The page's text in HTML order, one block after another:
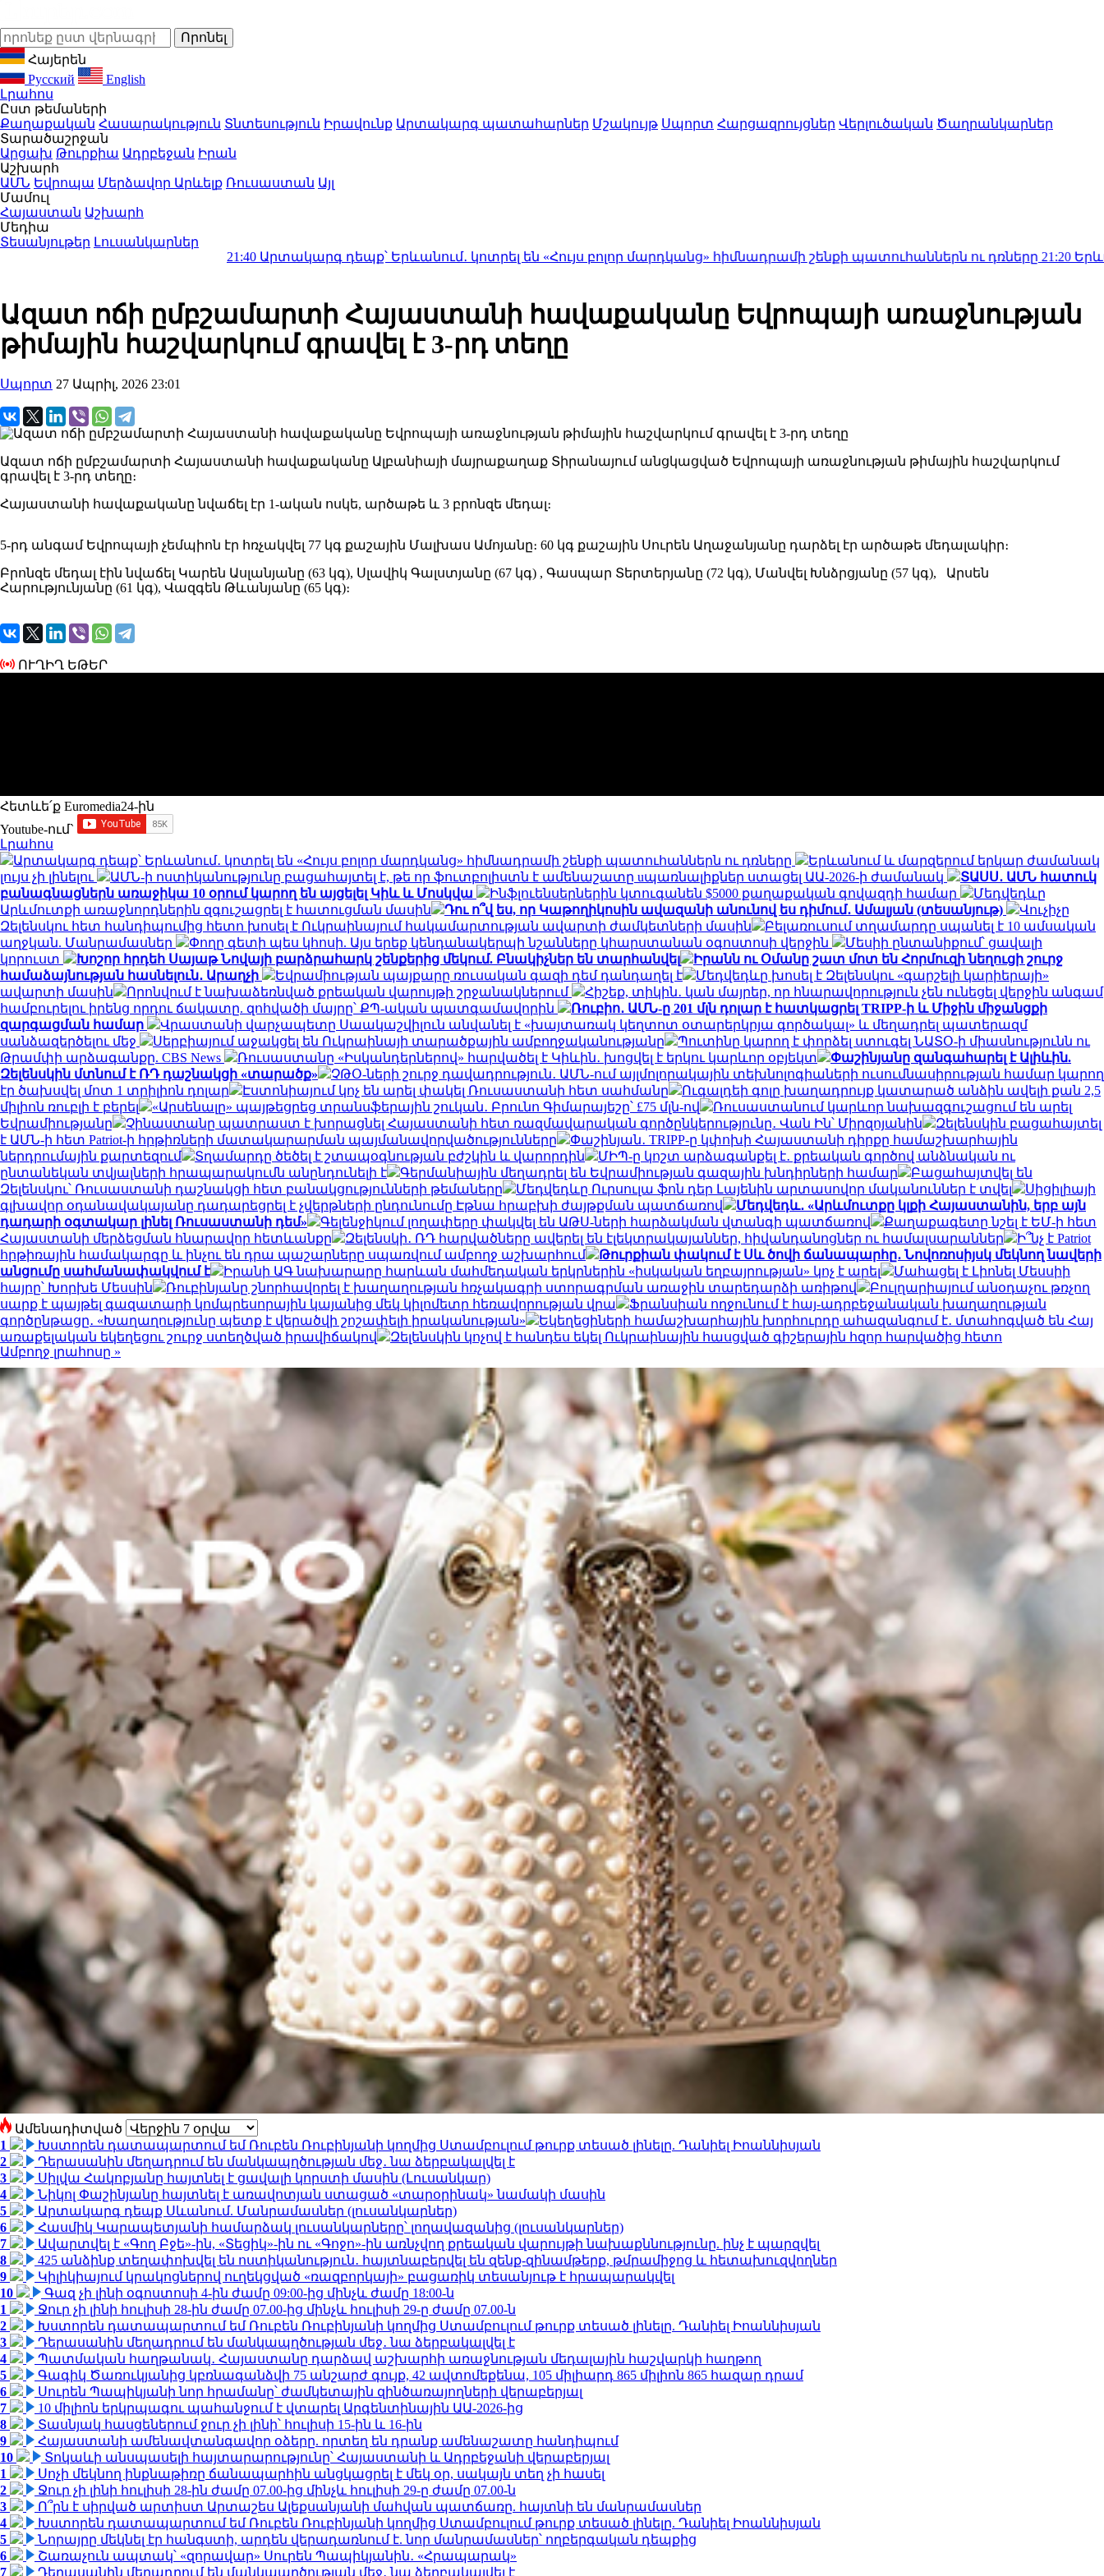
Հայերեն
Русский
English
Լրահոս
Ըստ թեմաների
Քաղաքական Հասարակություն Տնտեսություն Իրավունք Արտակարգ պատահարներ Մշակույթ Սպորտ Հարցազրույցներ Վերլուծական Ծաղրանկարներ
Տարածաշրջան
Արցախ Թուրքիա Ադրբեջան Իրան
Աշխարհ
ԱՄՆ Եվրոպա Մերձավոր Արևելք Ռուսաստան Այլ
Մամուլ
Հայաստան Աշխարհ
Մեդիա
Տեսանյութեր Լուսանկարներ
Արտակարգ դեպք՝ Երևանում․ կոտրել են «Հույս բոլոր մարդկանց» հիմնադրամի շենքի պատուհաններն ու դռները21:20Երևանում և
Ազատ ոճի ըմբշամարտի Հայաստանի հավաքականը Եվրոպայի առաջնության
թիմային հաշվարկում գրավել է 3-րդ տեղը
Սպորտ 27 Ապրիլ, 2026 23:01
Ազատ ոճի ըմբշամարտի Հայաստանի հավաքականը Ալբանիայի մայրաքաղաք Տիրանայում անցկացված Եվրոպայի առաջնության թիմային հաշվարկում
գրավել է 3-րդ տեղը։
Հայաստանի հավաքականը նվաճել էր 1-ական ոսկե, արծաթե և 3 բրոնզե մեդալ։
5-րդ անգամ Եվրոպայի չեմպիոն էր հռչակվել 77 կգ քաշային Մալխաս Ամոյանը։ 60 կգ քաշային Սուրեն Աղաջանյանը դարձել էր արծաթե մեդալակիր։
Բրոնզե մեդալ էին նվաճել Կարեն Ասլանյանը (63 կգ), Սլավիկ Գալստյանը (67 կգ) , Գասպար Տերտերյանը (72 կգ), Մանվել Խնձրցյանը (57 կգ), Արսեն
Հարությունյանը (61 կգ), Վազգեն Թևանյանը (65 կգ)։
ՈՒՂԻՂ ԵԹԵՐ
Հետևե՛ք Euromedia24-ին
Youtube-ում`
Լրահոս
Արտակարգ դեպք՝ Երևանում․ կոտրել են «Հույս բոլոր մարդկանց» հիմնադրամի շենքի պատուհաններն ու դռները
Երևանում և մարզերում երկար ժամանակ
լույս չի լինելու
ԱՄՆ-ի ոստիկանությունը բացահայտել է, թե որ ֆուտբոլիստն է ամենաշատը uպառնալիքներ ստացել ԱԱ-2026-ի ժամանակ
ՏԱՍՍ․ ԱՄՆ հատուկ
բանագնացներն առաջիկա 10 օրում կարող են այցելել Կիև և Մոսկվա
Ինֆլուենսերներին կտուգանեն $5000 քաղաքական գովազդի համար
Մեդվեդևը
Արևմուտքի առաջնորդներին զգուշացրել է հատուցման մասին
Դու ո՞վ ես, որ Կաթողիկոսին ավազանի անունով ես դիմում․ Ամալյան (տեսանյութ)
Վուչիչը
Զելենսկու հետ հանդիպումից հետո խոսել է Ուկրաինայում հակամարտության ավարտի ժամկետների մասին
Բելառուսում տղամարդը սպանել է 10 ամսական
աղջկան. Մանրամասներ
Փողը գետի պես կհոսի. Այս երեք կենդանակերպի նշանները կհարստանան օգոստոսի վերջին
Մեսիի ընտանիքում՝ ցավալի
կորուստ
Խոշոր հրդեհ Սայաթ Նովայի բարձրահարկ շենքերից մեկում. Բնակիչներ են տարհանվել
Իրանն ու Օմանը շատ մոտ են Հորմուզի նեղուցի շուրջ
համաձայնության հասնելուն․ Արաղչի
Եվրամիության պայքարը ռուսական գազի դեմ դանդաղել է
Մեդվեդևը խոսել է Զելենսկու «գարշելի կարիերայի»
ավարտի մասին
Որոնվում է նախաձեռնված քրեական վարույթի շրջանակներում
Հիշեք, տիկին․ կան մայրեր, որ հնարավորություն չեն ունեցել վերջին անգամ
համբուրելու իրենց որդու ճակատը. զոհվածի մայրը՝ ՔՊ-ական պատգամավորին
Ռուբիո․ ԱՄՆ-ը 201 մլն դոլար է հատկացրել TRIPP-ի և Միջին միջանցքի
զարգացման համար
Վրաստանի վարչապետը Սաակաշվիլուն անվանել է «խայտառակ կեղտոտ օտարերկրյա գործակալ» և մեղադրել պատերազմ
սանձազերծելու մեջ
Սերբիայում աջակցել են Ուկրաինայի տարածքային ամբողջականությանը
Պուտինը կարող է փորձել ստուգել ՆԱՏՕ-ի միասնությունն ու
Թրամփի արձագանքը. CBS News
Ռուսաստանը «Իսկանդերներով» հարվածել է Կիևին․ խոցվել է երկու կարևոր օբյեկտ
Փաշինյանը զանգահարել է Ալիևին.
Զելենսկին մտնում է ՌԴ դաշնակցի «տարածք»
ՉԹՕ-ների շուրջ դավադրություն․ ԱՄՆ-ում այլմոլորակային տեխնոլոգիաների ուսումնասիրության համար կարող
էր ծախսվել մոտ 1 տրիլիոն դոլար
Էստոնիայում կոչ են արել փակել Ռուսաստանի հետ սահմանը
Ուգալդեի գոլը խաղադրույք կատարած անձին ավելի քան 2,5
միլիոն ռուբլի է բերել
«Արսենալը» պայթեցրեց տրանսֆերային շուկան․ Բրունո Գիմարայեշը՝ £75 մլն-ով
Ռուսաստանում կարևոր նախազգուշացում են արել
Եվրամիությանը
Չինաստանը պատրաստ է խորացնել Հայաստանի հետ ռազմավարական գործընկերությունը․ Վան Ին՝ Միրզոյանին
Զելենսկին բացահայտել
է ԱՄՆ-ի հետ Patriot-ի հրթիռների մատակարարման պայմանավորվածությունները
Փաշինյան․ TRIPP-ը կփոխի Հայաստանի դիրքը համաշխարհային
ներդրումային քարտեզում
Տղամարդը ծեծել է շտապօգնության բժշկին և վարորդին
ՄԻՊ-ը կոշտ արձագանքել է․ քրեական գործով անձնական ու
ընտանեկան տվյալների հրապարակումն անընդունելի է
Գերմանիային մեղադրել են Եվրամիության գազային խնդիրների համար
Բացահայտվել են
Զելենսկու՝ Ռուսաստանի դաշնակցի հետ բանակցությունների թեմաները
Մեդվեդևը Ուրսուլա ֆոն դեր Լայենին արտասովոր մականուններ է տվել
Սիցիլիայի
գլխավոր օդանավակայանը դադարեցրել է չվերթների ընդունումը Էթնա հրաբխի ժայթքման պատճառով
Մեդվեդև․ «Արևմուտքը կլքի Հայաստանին, երբ այն
դադարի օգտակար լինել Ռուսաստանի դեմ»
Գելենջիկում լողափերը փակվել են ԱԹՍ-ների հարձակման վտանգի պատճառով
Քաղաքագետը նշել է ԵՄ-ի հետ
Հայաստանի մերձեցման հնարավոր հետևանքը
Զելենսկի․ ՌԴ հարվածները ավերել են էլեկտրակայաններ, հիվանդանոցներ ու համալսարաններ
Ի՞նչ է Patriot
հրթիռային համակարգը և ինչու են դրա պաշարները սպառվում ամբողջ աշխարհում
Թուրքիան փակում է Սև ծովի ճանապարհը․ Նովոռոսիյսկ մեկնող նավերի
անցումը սահմանափակվում է
Իրանի ԱԳ նախարարը հարևան մահմեդական երկրներին «իսկական եղբայրության» կոչ է արել
Մահացել է Լիոնել Մեսսիի
հայրը՝ Խորխե Մեսսին
Ռուբինյանը շնորհավորել է խաղաղության հռչակագրի ստորագրման առաջին տարեդարձի առիթով
Բուլղարիայում անօդաչու թռչող
սարք է պայթել գազատարի կոմպրեսորային կայանից մեկ կիլոմետր հեռավորության վրա
Ֆրանսիան ողջունում է հայ-ադրբեջանական խաղաղության
գործընթացը․ «Խաղաղությունը պետք է վերածվի շոշափելի իրականության»
Եկեղեցիների համաշխարհային խորհուրդը ահազանգում է․ մտահոգված են Հայ
առաքելական եկեղեցու շուրջ ստեղծված իրավիճակով
Զելենսկին կոչով է հանդես եկել Ուկրաինային հասցված գիշերային հզոր հարվածից հետո
Ամբողջ լրահոսը »
Ամենադիտված
1
Խստորեն դատապարտում եմ Ռուբեն Ռուբինյանի կողմից Ստամբուլում թուրք տեսած լինելը. Դանիել Իոաննիսյան
2
Դերասանին մեղադրում են մանկապղծության մեջ․ նա ձերբակալվել է
3
Սիլվա Հակոբյանը հայտնել է ցավալի կորստի մասին (Լուսանկար)
4
Նիկոլ Փաշինյանը հայտնել է առավոտյան ստացած «տարօրինակ» նամակի մասին
5
Արտակարգ դեպք Սևանում. Մանրամասներ (լուսանկարներ)
6
Հասմիկ Կարապետյանի համարձակ լուսանկարները՝ լողավազանից (լուսանկարներ)
7
Ավարտվել է «Գող Բջե»-ին, «Տեցիկ»-ին ու «Գոջո»-ին առնչվող քրեական վարույթի նախաքննությունը. ինչ է պարզվել
8
425 անձինք տեղափոխվել են ոստիկանություն․ հայտնաբերվել են զենք-զինամթերք, թմրամիջոց և հետախուզվողներ
9
Կիլիկիայում կրակոցներով ուղեկցված «ռազբորկայի» բացառիկ տեսանյութ է հրապարակվել
10
Գազ չի լինի օգոստոսի 4-ին ժամը 09:00-ից մինչև ժամը 18:00-ն
1
Ջուր չի լինի հուլիսի 28-ին ժամը 07.00-ից մինչև հուլիսի 29-ը ժամը 07.00-ն
2
Խստորեն դատապարտում եմ Ռուբեն Ռուբինյանի կողմից Ստամբուլում թուրք տեսած լինելը. Դանիել Իոաննիսյան
3
Դերասանին մեղադրում են մանկապղծության մեջ․ նա ձերբակալվել է
4
Պատմական հաղթանակ․ Հայաստանը դարձավ աշխարհի առաջնության մեդալային հաշվարկի հաղթող
5
Գագիկ Ծառուկյանից կբռնագանձվի 75 անշարժ գույք, 42 ավտոմեքենա, 105 միլիարդ 865 միլիոն 865 հազար դրամ
6
Սուրեն Պապիկյանի նոր հրամանը՝ ժամկետային զինծառայողների վերաբերյալ
7
10 միլիոն երկրպագու պահանջում է վտարել Արգենտինային ԱԱ-2026-ից
8
Տասնյակ հասցեներում ջուր չի լինի՝ հուլիսի 15-ին և 16-ին
9
Հայաստանի ամենավտանգավոր օձերը. որտեղ են դրանք ամենաշատը հանդիպում
10
Տոկաևի անսպասելի հայտարարությունը՝ Հայաստանի և Ադրբեջանի վերաբերյալ
1
Սոչի մեկնող ինքնաթիռը ճանապարհին անցկացրել է մեկ օր, սակայն տեղ չի հասել
2
Ջուր չի լինի հուլիսի 28-ին ժամը 07.00-ից մինչև հուլիսի 29-ը ժամը 07.00-ն
3
Ո՞րն է սիրված արտիստ Արտաշես Ալեքսանյանի մահվան պատճառը. հայտնի են մանրամասներ
4
Խստորեն դատապարտում եմ Ռուբեն Ռուբինյանի կողմից Ստամբուլում թուրք տեսած լինելը. Դանիել Իոաննիսյան
5
Նորայրը մեկնել էր հանգստի, արդեն վերադառնում է. նոր մանրամասներ՝ ողբերգական դեպքից
6
Շառաչուն ապտակ՝ «զորավար» Սուրեն Պապիկյանին․ «Հրապարակ»
7
Դերասանին մեղադրում են մանկապղծության մեջ․ նա ձերբակալվել է